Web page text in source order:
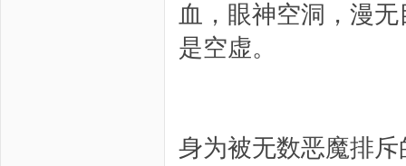
血，眼神空洞，漫
是空虚。
身为被无数恶魔排